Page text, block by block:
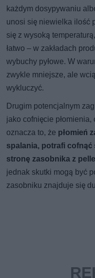
każdym dosypywaniu
unosi się niewielka ilość
się z wysoką
łatwo – w zakładach
wybuchy pyłowe. W
zwykle mniejsze, ale
wykluczyć.
Drugim potencjalnym
jako cofnięcie
oznacza to, że płomień
spalania, potrafi
stronę zasobnika z
jednak skutki mogą być
zasobniku znajduje się